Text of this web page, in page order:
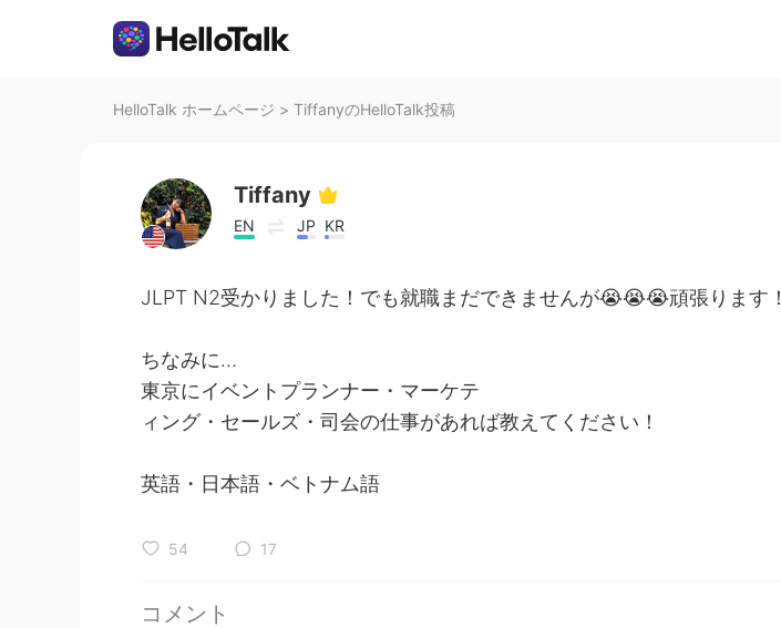
HelloTalk ホームページ > TiffanyのHelloTalk投稿
Tiffany
EN JP KR
JLPT N2受かりました！でも就職まだできませんが😭😭😭頑張ります！
ちなみに…
東京にイベントプランナー・マーケテ
ィング・セールズ・司会の仕事があれば教えてください！
英語・日本語・ベトナム語
54 17
コメント